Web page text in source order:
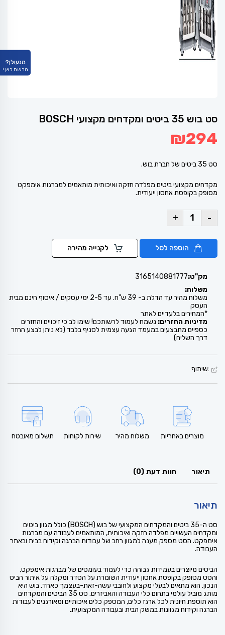
סט בוש 35 ביטים ומקדחים מקצועי BOSCH
₪294
סט 35 ביטים של חברת בוש.
מקדחים מקצועי ביטים מפלדה חזקה ואיכותית מותאמים למברגות אימפקט
מסופק בקופסת אחסון ייעודית.
-
+
הוספה לסל לקנייה מהירה
מק"ט:3165140881777
משלוח:
משלוח מהיר עד הדלת ב- 39 ש"ח. עד 2-5 ימי עסקים / איסוף חינם מבית
העסק
*המחירים בלעדיים לאתר
מדיניות החזרים: נשמח לעמוד לרשותכם! שימו לב כי זיכויים והחזרים
כספיים מתבצעים במעמד הגעה עצמית לסניף בלבד (לא ניתן לבצע החזר
דרך השליח)
:שיתוף
מוצרים באחריות משלוח מהיר שירות לקוחות תשלום מאובטח
תיאור חוות דעת (0)
תיאור
סט ה-35 ביטים והמקדחים המקצועי של בוש (BOSCH) כולל מגוון ביטים
ומקדחים העשויים מפלדה חזקה ואיכותית, המותאמים לעבודה עם מברגות
אימפקט. הסט מספק מענה למגוון רחב של עבודות הברגה וקידוח בבית ובאתר
העבודה.
הביטים מיוצרים בעמידות גבוהה כדי לעמוד בעומסים של מברגות אימפקט,
והסט מסופק בקופסת אחסון ייעודית השומרת על הסדר ומקלה על איתור הביט
הנכון. הוא מתאים לבעלי מקצוע ולחובבי עשה-זאת-בעצמך כאחד. בוש היא
מותג מוביל עולמי בתחום כלי העבודה והאביזרים. סט 35 הביטים והמקדחים
הוא תוספת חיונית לכל ארגז כלים, המספק כלים איכותיים ומאורגנים לעבודות
הברגה וקידוח מגוונות במשק הבית ובעבודה המקצועית.
מנעולן?
הרשם כאן !